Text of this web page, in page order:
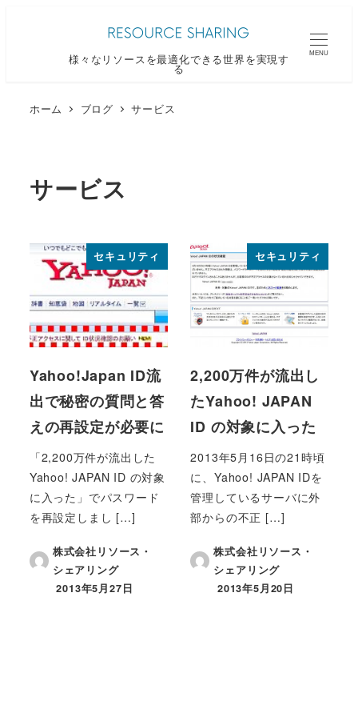
様々なリソースを最適化できる世界を実現す
る
MENU
ホーム ブログ サービス
サービス
セキュリティ
Yahoo!Japan ID流
出で秘密の質問と答
えの再設定が必要に
「2,200万件が流出した
Yahoo! JAPAN ID の対象
に入った」でパスワード
を再設定しまし […]
株式会社リソース・
シェアリング
投稿日
2013年5月27日
セキュリティ
2,200万件が流出し
たYahoo! JAPAN
ID の対象に入った
2013年5月16日の21時頃
に、Yahoo! JAPAN IDを
管理しているサーバに外
部からの不正 […]
株式会社リソース・
シェアリング
投稿日
2013年5月20日